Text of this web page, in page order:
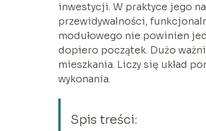
inwestycji. W praktyce jego
przewidywalności,
modułowego nie powinien
dopiero początek. Dużo
mieszkania. Liczy się układ
wykonania.
Spis treści: